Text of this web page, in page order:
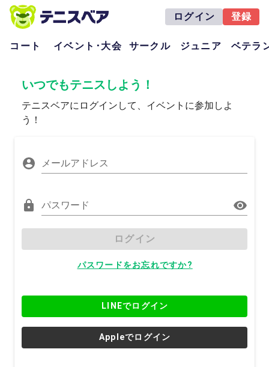
ログイン 登録
コート イベント･大会 サークル ジュニア ベテラ
いつでもテニスしよう！
テニスベアにログインして、イベントに参加しよ
う！
メールアドレス
パスワード
ログイン
パスワードをお忘れですか?
LINEでログイン
Appleでログイン